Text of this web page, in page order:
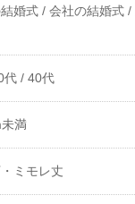
婚式 / 会社の結婚式 /
代 / 40代
満
ミモレ丈